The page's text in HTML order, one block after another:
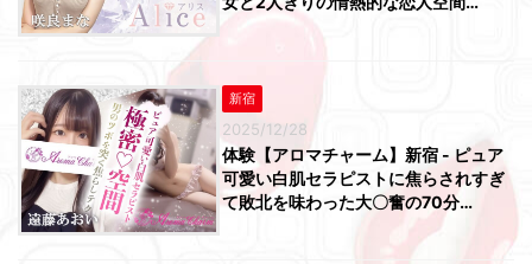
新宿
2025/12/28
体験【アロマチャーム】新宿 - ピュア
可愛い白肌セラピストに焦らされすぎ
て敗北を味わった大〇奮の70分…